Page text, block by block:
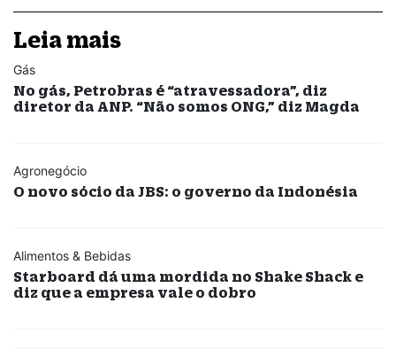
Leia mais
Gás
No gás, Petrobras é “atravessadora”, diz
diretor da ANP. “Não somos ONG,” diz Magda
Agronegócio
O novo sócio da JBS: o governo da Indonésia
Alimentos & Bebidas
Starboard dá uma mordida no Shake Shack e
diz que a empresa vale o dobro